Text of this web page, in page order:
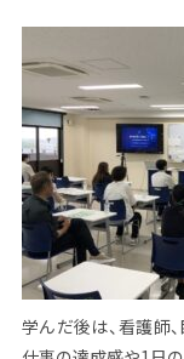
学んだ後は、看護師